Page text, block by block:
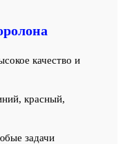
качество и
красный,
задачи